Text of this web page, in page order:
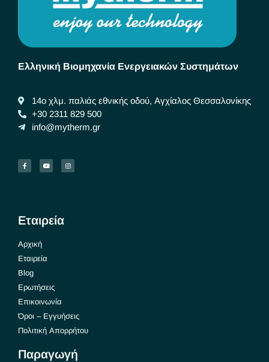
Ελληνική Βιομηχανία Ενεργειακών Συστημάτων
14ο χλμ. παλιάς εθνικής οδού, Αγχίαλος Θεσσαλονίκης
+30 2311 829 500
info@mytherm.gr
Εταιρεία
Αρχική
Εταιρεία
Blog
Ερωτήσεις
Επικοινωνία
Όροι – Εγγυήσεις
Πολιτική Απορρήτου
Παραγωγή